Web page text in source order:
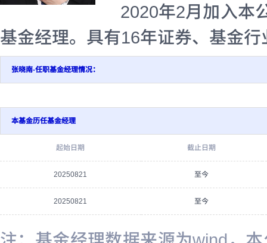
2020年2月加入本
基金经理。具有16年证券、基金
张晓南-任职基金经理情况：
本基金历任基金经理
起始日期 截止日期
20250821 至今
20250821 至今